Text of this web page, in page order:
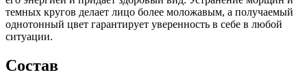
темных кругов делает лицо более моложавым, а получаемый
однотонный цвет гарантирует уверенность в себе в любой
ситуации.
Состав